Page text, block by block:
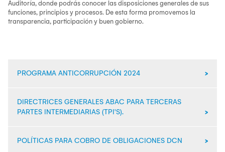
Auditoría, donde podrás conocer las disposiciones generales de sus
funciones, principios y procesos. De esta forma promovemos la
transparencia, participación y buen gobierno.
PROGRAMA ANTICORRUPCIÓN 2024
DIRECTRICES GENERALES ABAC PARA TERCERAS
PARTES INTERMEDIARIAS (TPI'S).
Directrices generales para conocimiento de TPI's
POLÍTICAS PARA COBRO DE OBLIGACIONES DCN